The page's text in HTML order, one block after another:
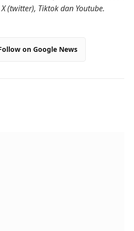
(twitter), Tiktok dan Youtube.
on Google News